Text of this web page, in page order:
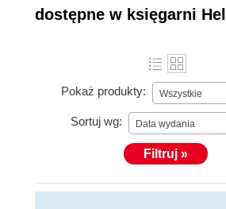
dostępne w księgarni
Pokaż produkty: Wszystkie
Sortuj wg: Data wydania
Filtruj »